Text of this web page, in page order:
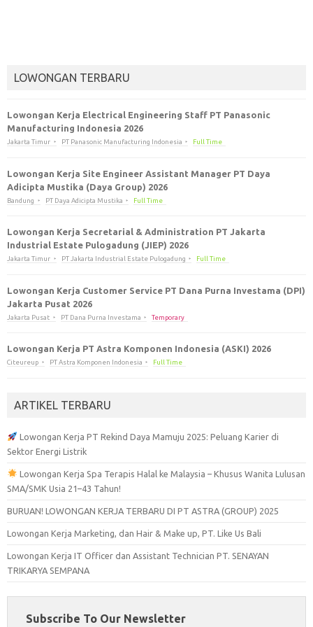
LOWONGAN TERBARU
Lowongan Kerja Electrical Engineering Staff PT Panasonic
Manufacturing Indonesia 2026
Jakarta Timur PT Panasonic Manufacturing Indonesia Full Time
Lowongan Kerja Site Engineer Assistant Manager PT Daya
Adicipta Mustika (Daya Group) 2026
Bandung PT Daya Adicipta Mustika Full Time
Lowongan Kerja Secretarial & Administration PT Jakarta
Industrial Estate Pulogadung (JIEP) 2026
Jakarta Timur PT Jakarta Industrial Estate Pulogadung Full Time
Lowongan Kerja Customer Service PT Dana Purna Investama (DPI)
Jakarta Pusat 2026
Jakarta Pusat PT Dana Purna Investama Temporary
Lowongan Kerja PT Astra Komponen Indonesia (ASKI) 2026
Citeureup PT Astra Komponen Indonesia Full Time
ARTIKEL TERBARU
Lowongan Kerja PT Rekind Daya Mamuju 2025: Peluang Karier di
Sektor Energi Listrik
Lowongan Kerja Spa Terapis Halal ke Malaysia – Khusus Wanita Lulusan
SMA/SMK Usia 21–43 Tahun!
BURUAN! LOWONGAN KERJA TERBARU DI PT ASTRA (GROUP) 2025
Lowongan Kerja Marketing, dan Hair & Make up, PT. Like Us Bali
Lowongan Kerja IT Officer dan Assistant Technician PT. SENAYAN
TRIKARYA SEMPANA
Subscribe To Our Newsletter